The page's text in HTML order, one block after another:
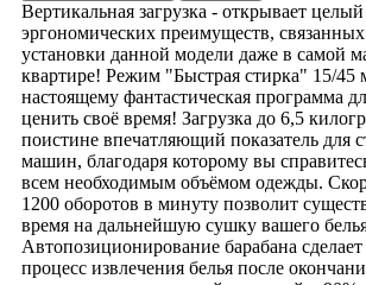
Вертикальная загрузка - открывает
эргономических преимуществ,
установки данной модели даже в самой
квартире! Режим "Быстрая стирка" 15/45
настоящему фантастическая программа
ценить своё время! Загрузка до 6,5
поистине впечатляющий показатель для
машин, благодаря которому вы
всем необходимым объёмом одежды.
1200 оборотов в минуту позволит
время на дальнейшую сушку вашего
Автопозиционирование барабана
процесс извлечения белья после